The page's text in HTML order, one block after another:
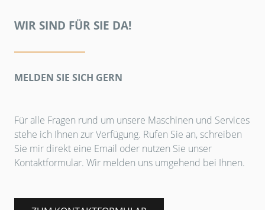
WIR SIND FÜR SIE DA!
MELDEN SIE SICH GERN
Für alle Fragen rund um unsere Maschinen und Services
stehe ich Ihnen zur Verfügung. Rufen Sie an, schreiben
Sie mir direkt eine Email oder nutzen Sie unser
Kontaktformular. Wir melden uns umgehend bei Ihnen.